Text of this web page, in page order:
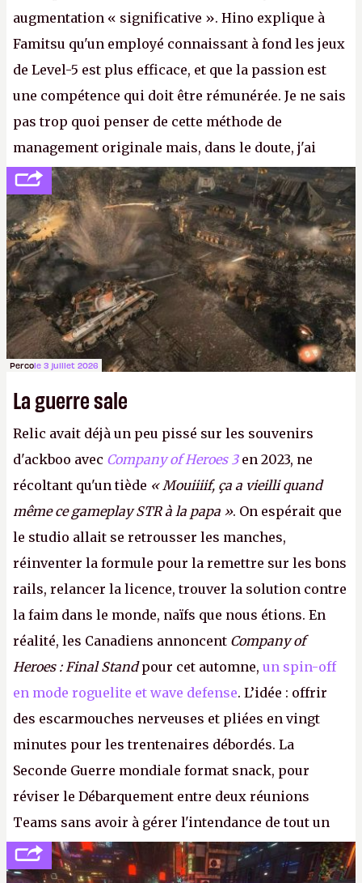
augmentation « significative ». Hino explique à
Famitsu qu'un employé connaissant à fond les jeux
de Level-5 est plus efficace, et que la passion est
une compétence qui doit être rémunérée. Je ne sais
pas trop quoi penser de cette méthode de
management originale mais, dans le doute, j'ai
décidé d'apprendre par cœur les 300 derniers
numéros deCanard PCavant de demander une
augmentation à Ivan Le Fou.A.
Percole 3 juillet 2026
La guerre sale
Relic avait déjà un peu pissé sur les souvenirs
d'ackboo avec Company of Heroes 3en 2023, ne
récoltant qu'un tiède « Mouiiiif, ça a vieilli quand
même ce gameplay STR à la papa ». On espérait que
le studio allait se retrousser les manches,
réinventer la formule pour la remettre sur les bons
rails, relancer la licence, trouver la solution contre
la faim dans le monde, naïfs que nous étions. En
réalité, les Canadiens annoncent Company of
Heroes : Final Standpour cet automne, un spin-off
en mode roguelite et wave defense. L’idée : offrir
des escarmouches nerveuses et pliées en vingt
minutes pour les trentenaires débordés. La
Seconde Guerre mondiale format snack, pour
réviser le Débarquement entre deux réunions
Teams sans avoir à gérer l'intendance de tout un
continent. Pauvre ackboo, après avoir uriné sur ses
bottes, Relic vient donc de déféquer dans son